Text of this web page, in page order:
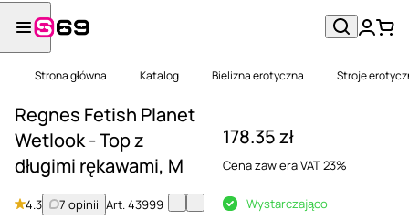
Strona główna Katalog Bielizna erotyczna Stroje
Regnes Fetish Planet
Wetlook - Top z
długimi rękawami, M
4.3 7 opinii Art.43999
178.35 zł
Cena zawiera VAT 23%
Wystarczająco